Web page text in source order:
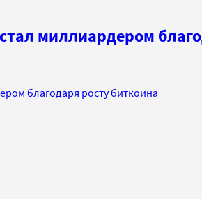
миллиардером
благодаря росту биткоина